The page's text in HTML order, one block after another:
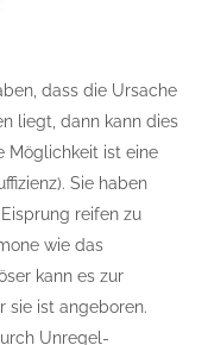
dass die Ursache
liegt, dann kann dies
Möglichkeit ist eine
Sie haben
reifen zu
wie das
kann es zur
sie ist angeboren.
Unregel-